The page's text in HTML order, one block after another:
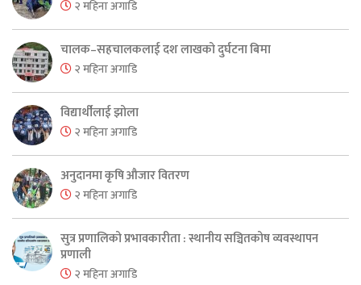
२ महिना अगाडि
चालक–सहचालकलाई दश लाखको दुर्घटना बिमा
२ महिना अगाडि
विद्यार्थीलाई झोला
२ महिना अगाडि
अनुदानमा कृषि औजार वितरण
२ महिना अगाडि
सुत्र प्रणालिको प्रभावकारीता : स्थानीय सञ्चितकोष व्यवस्थापन
प्रणाली
२ महिना अगाडि